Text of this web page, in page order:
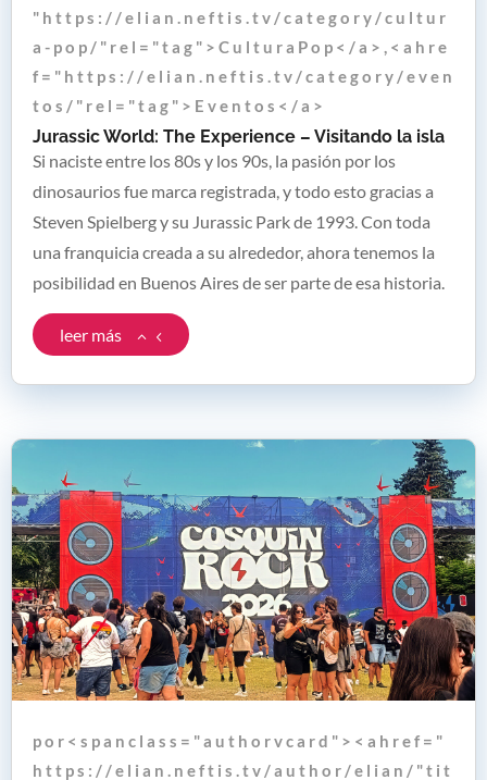
Jurassic World: The Experience – Visitando la isla
" h t t p s : / / e l i a n . n e f t i s . t v / c a t e g o r y / c u l t u r
a - p o p / " r e l = " t a g " > C u l t u r a P o p < / a > , < a h r e
f = " h t t p s : / / e l i a n . n e f t i s . t v / c a t e g o r y / e v e n
t o s / " r e l = " t a g " > E v e n t o s < / a >
Si naciste entre los 80s y los 90s, la pasión por los
dinosaurios fue marca registrada, y todo esto gracias a
Steven Spielberg y su Jurassic Park de 1993. Con toda
una franquicia creada a su alrededor, ahora tenemos la
posibilidad en Buenos Aires de ser parte de esa historia.
leer más
p o r < s p a n c l a s s = " a u t h o r v c a r d " > < a h r e f = "
h t t p s : / / e l i a n . n e f t i s . t v / a u t h o r / e l i a n / " t i t